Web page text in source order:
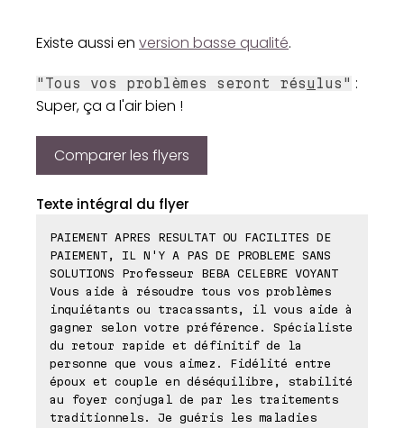
Existe aussi en version basse qualité.
"Tous vos problèmes seront résu lus" :
Super, ça a l'air bien !
Comparer les flyers
Texte intégral du flyer
PAIEMENT APRES RESULTAT OU FACILITES DE
PAIEMENT, IL N'Y A PAS DE PROBLEME SANS
SOLUTIONS Professeur BEBA CELEBRE VOYANT
Vous aide à résoudre tous vos problèmes
inquiétants ou tracassants, il vous aide à
gagner selon votre préférence. Spécialiste
du retour rapide et définitif de la
personne que vous aimez. Fidélité entre
époux et couple en déséquilibre, stabilité
au foyer conjugal de par les traitements
traditionnels. Je guéris les maladies